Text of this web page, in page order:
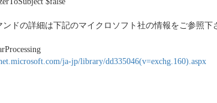
ンドの詳細は下記のマイクロソフト社の情報をご参照下
ja-jp/library/dd335046(v=exchg.160).aspx